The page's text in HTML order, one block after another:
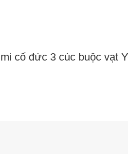
cổ đức 3 cúc buộc vạt